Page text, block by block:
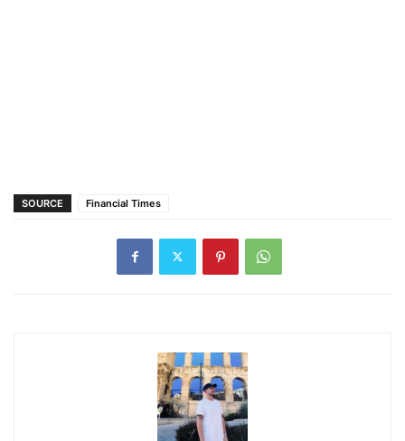
SOURCE Financial Times